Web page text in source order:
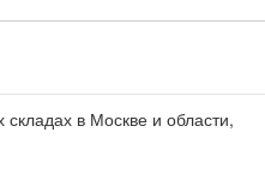
в Москве и области,